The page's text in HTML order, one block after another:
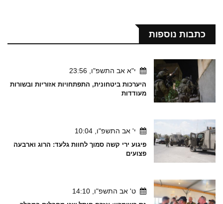
כתבות נוספות
י"א אב התשפ"ו, 23:56
היערכות ביטחונית, התפתחויות אזוריות ובשורות
מעודדות
י' אב התשפ"ו, 10:04
פיגוע ירי קשה סמוך לחוות גלעד: הרוג וארבעה
פצועים
ט' אב התשפ"ו, 14:10